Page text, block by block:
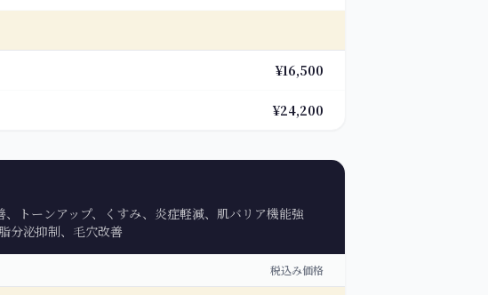
¥16,500
¥24,200
トーンアップ、くすみ、炎症軽減、肌バリア機能強
分泌抑制、毛穴改善
税込み価格